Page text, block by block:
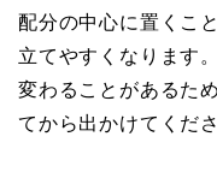
配分の中心に置くこ
立てやすくなります
変わることがあるた
てから出かけてくださ